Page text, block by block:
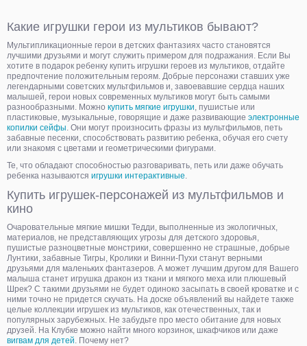
Какие игрушки герои из мультиков бывают?
Мультипликационные герои в детских фантазиях часто становятся
лучшими друзьями и могут служить примером для подражания. Если Вы
хотите в подарок ребенку купить игрушки героев из мультиков, отдайте
предпочтение положительным героям. Добрые персонажи ставших уже
легендарными советских мультфильмов и, завоевавшие сердца наших
малышей, герои новых современных мультиков могут быть самыми
разнообразными. Можно купить мягкие игрушки, пушистые или
пластиковые, музыкальные, говорящие и даже развивающие электронные
копилки сейфы. Они могут произносить фразы из мультфильмов, петь
забавные песенки, способствовать развитию ребенка, обучая его счету
или знакомя с цветами и геометрическими фигурами.
Те, что обладают способностью разговаривать, петь или даже обучать
ребенка называются игрушки интерактивные.
Купить игрушек-персонажей из мультфильмов и
кино
Очаровательные мягкие мишки Тедди, выполненные из экологичных,
материалов, не представляющих угрозы для детского здоровья,
пушистые разноцветные монстрики, совершенно не страшные, добрые
Лунтики, забавные Тигры, Кролики и Винни-Пухи станут верными
друзьями для маленьких фантазеров. А может лучшим другом для Вашего
малыша станет игрушка дракон из ткани и мягкого меха или плюшевый
Шрек? С такими друзьями не будет одиноко засыпать в своей кроватке и с
ними точно не придется скучать. На доске объявлений вы найдете также
целые коллекции игрушек из мультиков, как отечественных, так и
популярных зарубежных. Не забудьте про место обитание для новых
друзей. На Клубке можно найти много корзинок, шкафчиков или даже
вигвам для детей. Почему нет?